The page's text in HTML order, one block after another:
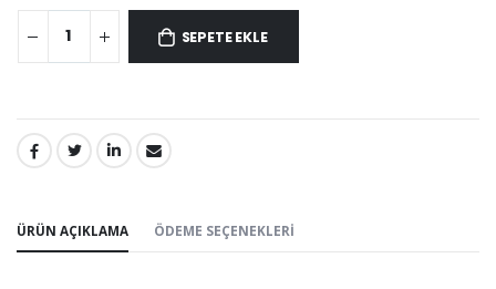
SEPETE EKLE
PAYLAŞ:
ÜRÜN AÇIKLAMA ÖDEME SEÇENEKLERI